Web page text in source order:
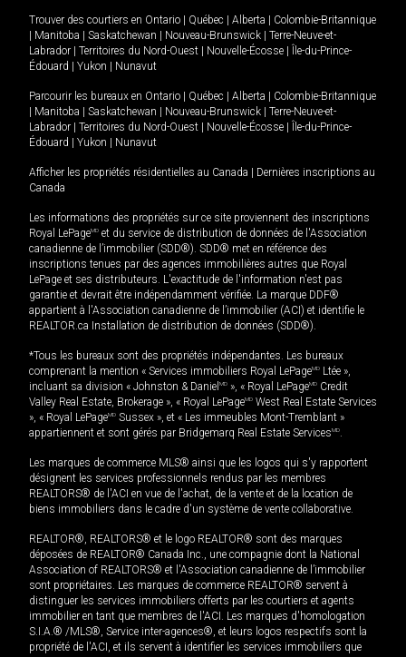
Trouver des courtiers en Ontario Québec Alberta
Colombie-Britannique
Manitoba Saskatchewan Nouveau-Brunswick
Terre-Neuve-et-
Labrador
Territoires du Nord-Ouest Nouvelle-Écosse
Île-du-Prince-
Édouard
Yukon Nunavut
Parcourir les bureaux en Ontario Québec Alberta
Colombie-Britannique
Manitoba Saskatchewan Nouveau-Brunswick
Terre-Neuve-et-
Labrador
Territoires du Nord-Ouest Nouvelle-Écosse
Île-du-Prince-
Édouard
Yukon Nunavut
Afficher les propriétés résidentielles au Canada
Dernières inscriptions au
Canada
Les informations des propriétés sur ce site proviennent des inscriptions
Royal LePageMD et du service de distribution de données de l'Association
canadienne de l’immobilier (SDD®). SDD® met en référence des
inscriptions tenues par des agences immobilières autres que Royal
LePage et ses distributeurs. L'exactitude de l'information n'est pas
garantie et devrait être indépendamment vérifiée. La marque DDF®
appartient à l'Association canadienne de l’immobilier (ACI) et identifie le
REALTOR.ca Installation de distribution de données (SDD®).
*Tous les bureaux sont des propriétés indépendantes. Les bureaux
comprenant la mention « Services immobiliers Royal LePageMD Ltée »,
incluant sa division « Johnston & Daniel MD », « Royal LePageMD Credit
Valley Real Estate, Brokerage », « Royal LePageMD West Real Estate Services
», « Royal LePageMD Sussex », et « Les immeubles Mont-Tremblant »
appartiennent et sont gérés par Bridgemarq Real Estate ServicesMD.
Les marques de commerce MLS® ainsi que les logos qui s'y rapportent
désignent les services professionnels rendus par les membres
REALTORS® de l'ACI en vue de l'achat, de la vente et de la location de
biens immobiliers dans le cadre d'un système de vente collaborative.
REALTOR®, REALTORS® et le logo REALTOR® sont des marques
déposées de REALTOR® Canada Inc., une compagnie dont la National
Association of REALTORS® et l'Association canadienne de l’immobilier
sont propriétaires. Les marques de commerce REALTOR® servent à
distinguer les services immobiliers offerts par les courtiers et agents
immobilier en tant que membres de l'ACI. Les marques d'homologation
S.I.A.® /MLS®, Service inter-agences®, et leurs logos respectifs sont la
propriété de l'ACI, et ils servent à identifier les services immobiliers que